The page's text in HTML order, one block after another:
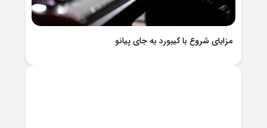
مزایای شروع با کیبورد به جای پیانو